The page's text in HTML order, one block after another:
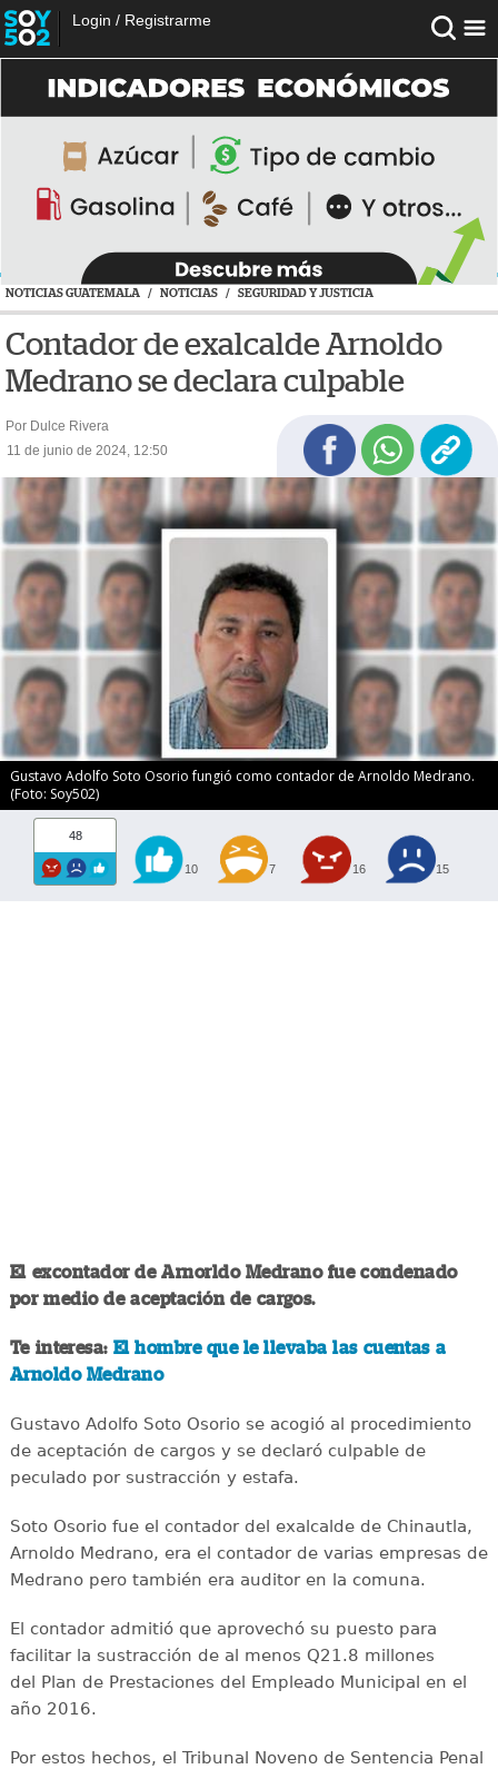
Login / Registrarme
NOTICIAS GUATEMALA / NOTICIAS / SEGURIDAD Y JUSTICIA
Contador de exalcalde Arnoldo
Medrano se declara culpable
Por Dulce Rivera
11 de junio de 2024, 12:50
Gustavo Adolfo Soto Osorio fungió como contador de Arnoldo Medrano.
(Foto: Soy502)
48
10 7 16 15
El excontador de Arnorldo Medrano fue condenado
por medio de aceptación de cargos.
Te interesa: El hombre que le llevaba las cuentas a
Arnoldo Medrano
Gustavo Adolfo Soto Osorio se acogió al procedimiento
de aceptación de cargos y se declaró culpable de
peculado por sustracción y estafa.
Soto Osorio fue el contador del exalcalde de Chinautla,
Arnoldo Medrano, era el contador de varias empresas de
Medrano pero también era auditor en la comuna.
El contador admitió que aprovechó su puesto para
facilitar la sustracción de al menos Q21.8 millones
del Plan de Prestaciones del Empleado Municipal en el
año 2016.
Por estos hechos, el Tribunal Noveno de Sentencia Penal